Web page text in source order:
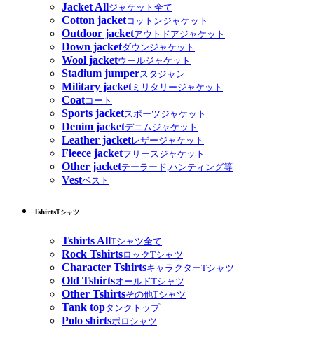
Jacket Allジャケット全て
Cotton jacketコットンジャケット
Outdoor jacketアウトドアジャケット
Down jacketダウンジャケット
Wool jacketウールジャケット
Stadium jumperスタジャン
Military jacketミリタリージャケット
Coatコート
Sports jacketスポーツジャケット
Denim jacketデニムジャケット
Leather jacketレザージャケット
Fleece jacketフリースジャケット
Other jacketテーラード,ハンティング等
Vestベスト
TshirtsTシャツ
Tshirts AllTシャツ全て
Rock TshirtsロックTシャツ
Character TshirtsキャラクターTシャツ
Old TshirtsオールドTシャツ
Other Tshirtsその他Tシャツ
Tank topタンクトップ
Polo shirtsポロシャツ